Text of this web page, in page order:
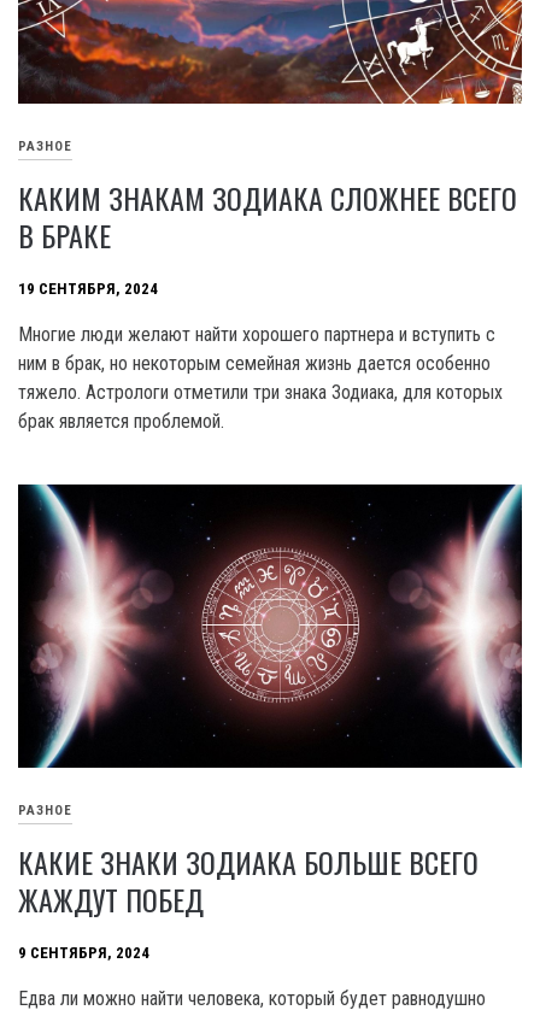
РАЗНОЕ
КАКИМ ЗНАКАМ ЗОДИАКА СЛОЖНЕЕ ВСЕГО
В БРАКЕ
19 СЕНТЯБРЯ, 2024
Многие люди желают найти хорошего партнера и вступить с
ним в брак, но некоторым семейная жизнь дается особенно
тяжело. Астрологи отметили три знака Зодиака, для которых
брак является проблемой.
РАЗНОЕ
КАКИЕ ЗНАКИ ЗОДИАКА БОЛЬШЕ ВСЕГО
ЖАЖДУТ ПОБЕД
9 СЕНТЯБРЯ, 2024
Едва ли можно найти человека, который будет равнодушно